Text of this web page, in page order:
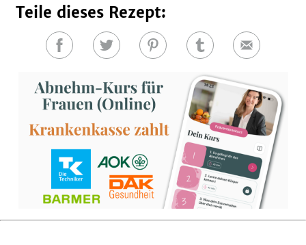
Teile dieses Rezept:
Auf
teilen
Auf
teilen
Auf
teilen
Auf
teilen
E-